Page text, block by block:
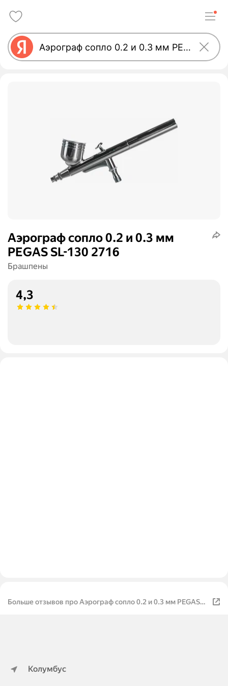
Аэрограф сопло 0.2 и 0.3 мм
PEGAS SL-130 2716
Брашпены
4,3
Больше отзывов про Аэрограф сопло 0.2 и 0.3 мм PEGAS
Колумбус